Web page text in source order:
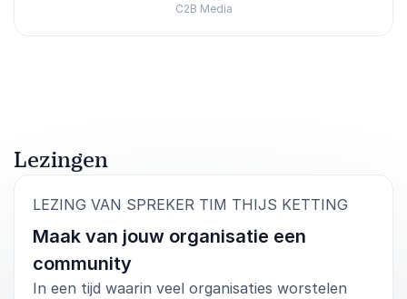
C2B Media
Lezingen
LEZING VAN SPREKER TIM THIJS KETTING
Maak van jouw organisatie een
community
In een tijd waarin veel organisaties worstelen